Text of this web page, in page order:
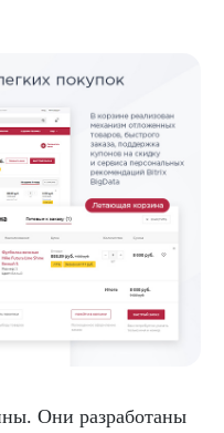
Они разработаны